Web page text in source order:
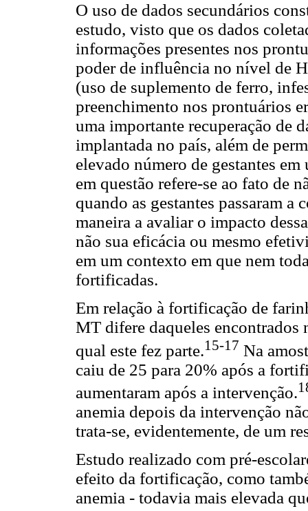
O uso de dados secundários
estudo, visto que os dados
informações presentes nos
poder de influência no nível de
(uso de suplemento de ferro,
preenchimento nos prontuários
uma importante recuperação de
implantada no país, além de
elevado número de gestantes
em questão refere-se ao fato de
quando as gestantes passaram
maneira a avaliar o impacto
não sua eficácia ou mesmo
em um contexto em que nem
fortificadas.
Em relação à fortificação de
MT difere daqueles encontrados
qual este fez parte.15-17 Na
caiu de 25 para 20% após a
aumentaram após a intervenção.
anemia depois da intervenção
trata-se, evidentemente, de um
Estudo realizado com pré-
efeito da fortificação, como
anemia - todavia mais elevada